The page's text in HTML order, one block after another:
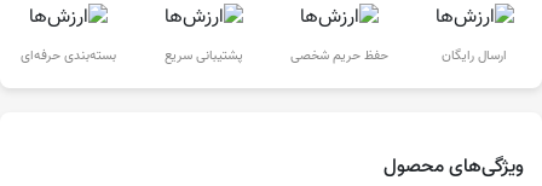
ارسال رایگان حفظ حریم شخصی پشتیبانی سریع بسته‌بندی حرفه‌ای
ویژگی‌های محصول